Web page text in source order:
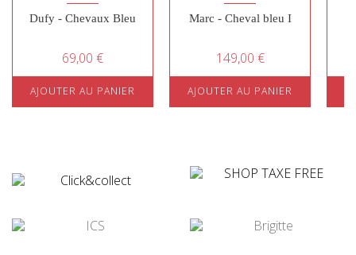
Dufy - Chevaux Bleu
69,00 €
AJOUTER AU PANIER
Marc - Cheval bleu I
149,00 €
AJOUTER AU PANIER